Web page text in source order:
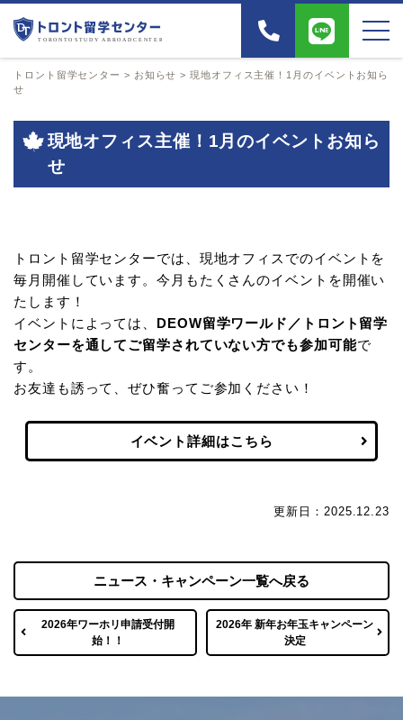
トロント留学センター > お知らせ >現地オフィス主催！1月のイベントお知ら
せ
現地オフィス主催！1月のイベントお知ら
せ
トロント留学センターでは、現地オフィスでのイベントを
毎月開催しています。今月もたくさんのイベントを開催い
たします！
イベントによっては、 DEOW留学ワールド／トロント留学
センターを通してご留学されていない方でも参加可能で
す。
お友達も誘って、ぜひ奮ってご参加ください！
イベント詳細はこちら
更新日：2025.12.23
2026年ワーホリ申請受付開
始！！
ニュース・キャンペーン一覧へ戻る
2026年 新年お年玉キャンペーン
決定